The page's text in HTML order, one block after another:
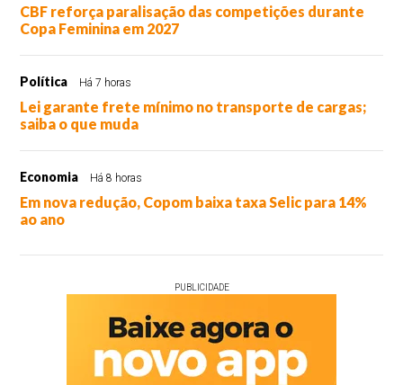
CBF reforça paralisação das competições durante
Copa Feminina em 2027
Política Há 7 horas
Lei garante frete mínimo no transporte de cargas;
saiba o que muda
Economia Há 8 horas
Em nova redução, Copom baixa taxa Selic para 14%
ao ano
PUBLICIDADE